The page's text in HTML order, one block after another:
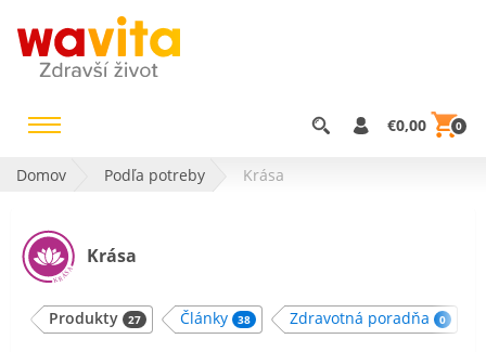
€0,00 0
Domov Podľa potreby Krása
Krása
Produkty 27 Články 38 Zdravotná poradňa 0